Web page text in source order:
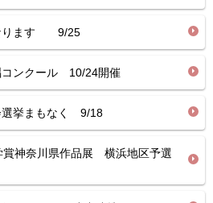
ります 9/25
コンクール 10/24開催
選挙まもなく 9/18
神奈川県作品展 横浜地区予選